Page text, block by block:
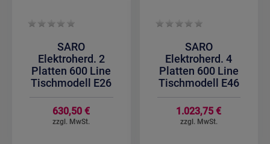
SARO
Elektroherd. 2
Platten 600 Line
Tischmodell E26
630,50 €
SARO
Elektroherd. 4
Platten 600 Line
Tischmodell E46
1.023,75 €